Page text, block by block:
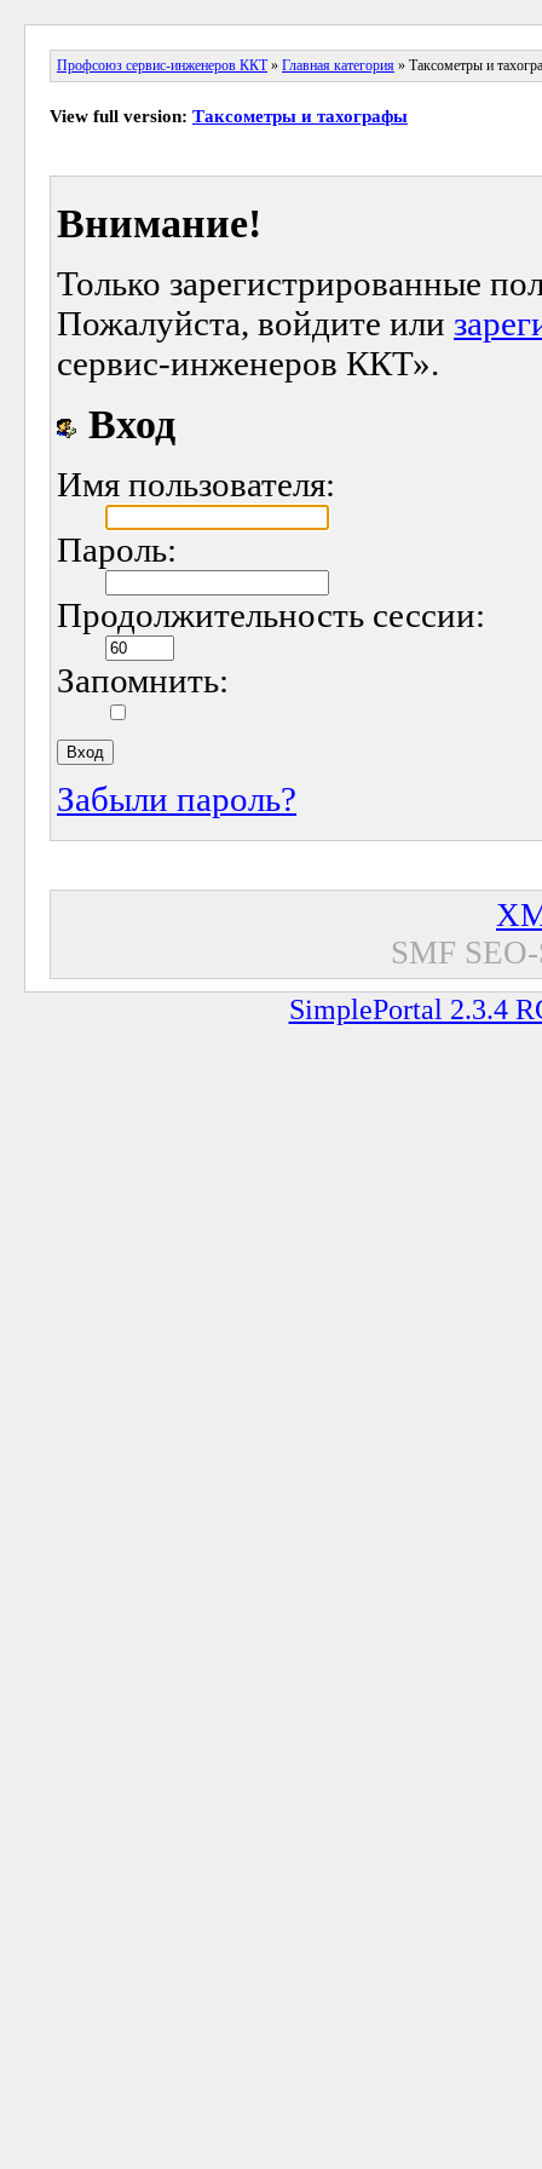
Профсоюз сервис-инженеров ККТ» Главная категория » Таксометры и
View full version: Таксометры и тахографы
Внимание!
Только зарегистрированные
Пожалуйста, войдите или
сервис-инженеров ККТ».
Вход
Имя пользователя:
Пароль:
Продолжительность сессии:
Запомнить:
Забыли пароль?
SMF
SimplePortal 2.3.4